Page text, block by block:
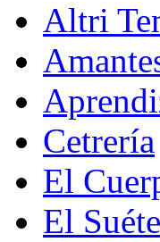
Altri
Cetrería
El
El